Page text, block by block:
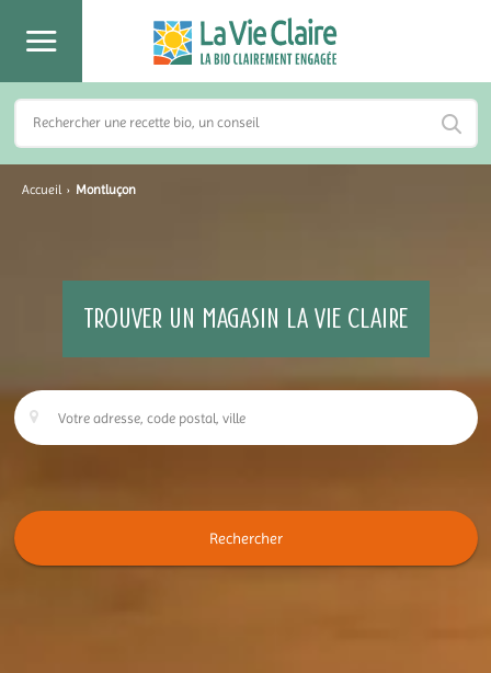
Accueil › Montluçon
TROUVER UN MAGASIN LA VIE CLAIRE
Rechercher